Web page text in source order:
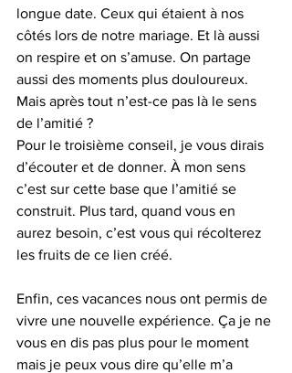
longue date. Ceux qui étaient à nos
côtés lors de notre mariage. Et là aussi
on respire et on s’amuse. On partage
aussi des moments plus douloureux.
Mais après tout n’est-ce pas là le sens
de l’amitié ?
Pour le troisième conseil, je vous dirais
d’écouter et de donner. À mon sens
c’est sur cette base que l’amitié se
construit. Plus tard, quand vous en
aurez besoin, c’est vous qui récolterez
les fruits de ce lien créé.
Enfin, ces vacances nous ont permis de
vivre une nouvelle expérience. Ça je ne
vous en dis pas plus pour le moment
mais je peux vous dire qu’elle m’a